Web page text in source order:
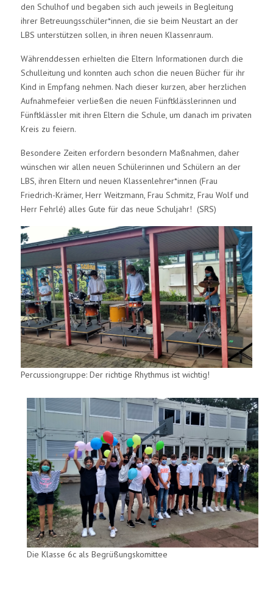
den Schulhof und begaben sich auch jeweils in Begleitung
ihrer Betreuungsschüler*innen, die sie beim Neustart an der
LBS unterstützen sollen, in ihren neuen Klassenraum.
Währenddessen erhielten die Eltern Informationen durch die
Schulleitung und konnten auch schon die neuen Bücher für ihr
Kind in Empfang nehmen. Nach dieser kurzen, aber herzlichen
Aufnahmefeier verließen die neuen Fünftklässlerinnen und
Fünftklässler mit ihren Eltern die Schule, um danach im privaten
Kreis zu feiern.
Besondere Zeiten erfordern besondern Maßnahmen, daher
wünschen wir allen neuen Schülerinnen und Schülern an der
LBS, ihren Eltern und neuen Klassenlehrer*innen (Frau
Friedrich-Krämer, Herr Weitzmann, Frau Schmitz, Frau Wolf und
Herr Fehrlé) alles Gute für das neue Schuljahr! (SRS)
Percussiongruppe: Der richtige Rhythmus ist wichtig!
Die Klasse 6c als Begrüßungskomittee